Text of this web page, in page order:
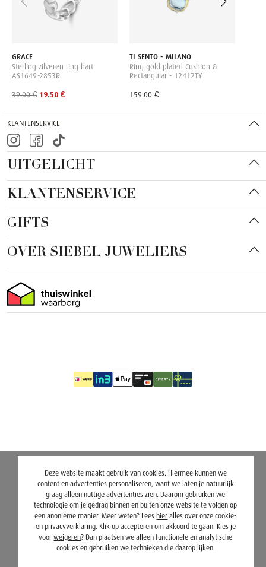
GRACE
Sterling zilveren ring hart
AS1649-2853R
39.00 € 19.50 €
TI SENTO - MILANO
Ring gold plated Cushion &
Rectangular - 12412TY
159.00 €
KLANTENSERVICE
UITGELICHT
KLANTENSERVICE
GIFTS
OVER SIEBEL JUWELIERS
Deze website maakt gebruik van cookies. Hiermee kunnen we
content en advertenties personaliseren, want we laten je natuurlijk
graag alleen nuttige advertenties zien. Daarom gebruiken we
technologie om je gedrag binnen en buiten onze website te volgen op
een anonieme manier. Meer weten? Lees hier alles over onze cookie-
en privacyverklaring. Klik op accepteren om akkoord te gaan. Kies je
voorweigeren? Dan plaatsen we alleen functionele en analytische
cookies en gebruiken we technieken die daarop lijken.